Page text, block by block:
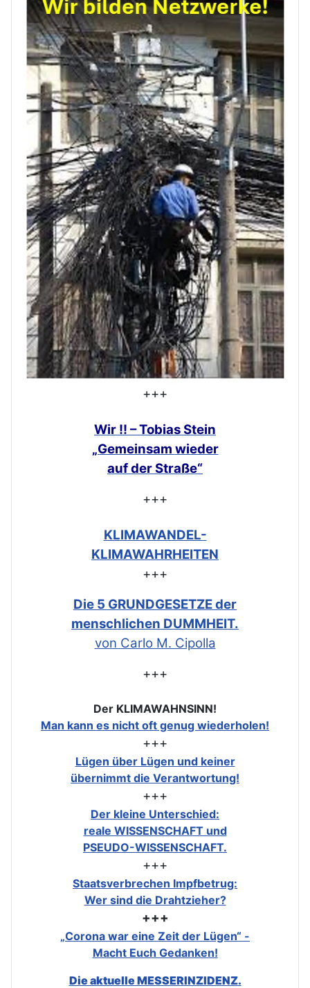
+++
Wir !! – Tobias Stein
„Gemeinsam wieder
auf der Straße“
+++
KLIMAWANDEL-
KLIMAWAHRHEITEN
+++
Die 5 GRUNDGESETZE der
menschlichen DUMMHEIT.
von Carlo M. Cipolla
+++
Der KLIMAWAHNSINN!
Man kann es nicht oft genug wiederholen!
+++
Lügen über Lügen und keiner
übernimmt die Verantwortung!
+++
Der kleine Unterschied:
reale WISSENSCHAFT und
PSEUDO-WISSENSCHAFT.
+++
Staatsverbrechen Impfbetrug:
Wer sind die Drahtzieher?
+++
„Corona war eine Zeit der Lügen“ -
Macht Euch Gedanken!
Die aktuelle MESSERINZIDENZ.